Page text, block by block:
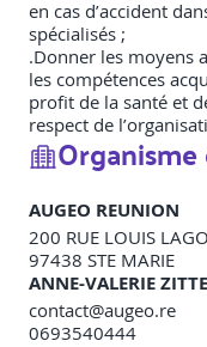
en cas d’accident
spécialisés ;
.Donner les moyens
les compétences
profit de la santé et
respect de
AUGEO REUNION
200 RUE LOUIS
97438 STE MARIE
ANNE-VALERIE ZITTE
contact@augeo.re
0693540444